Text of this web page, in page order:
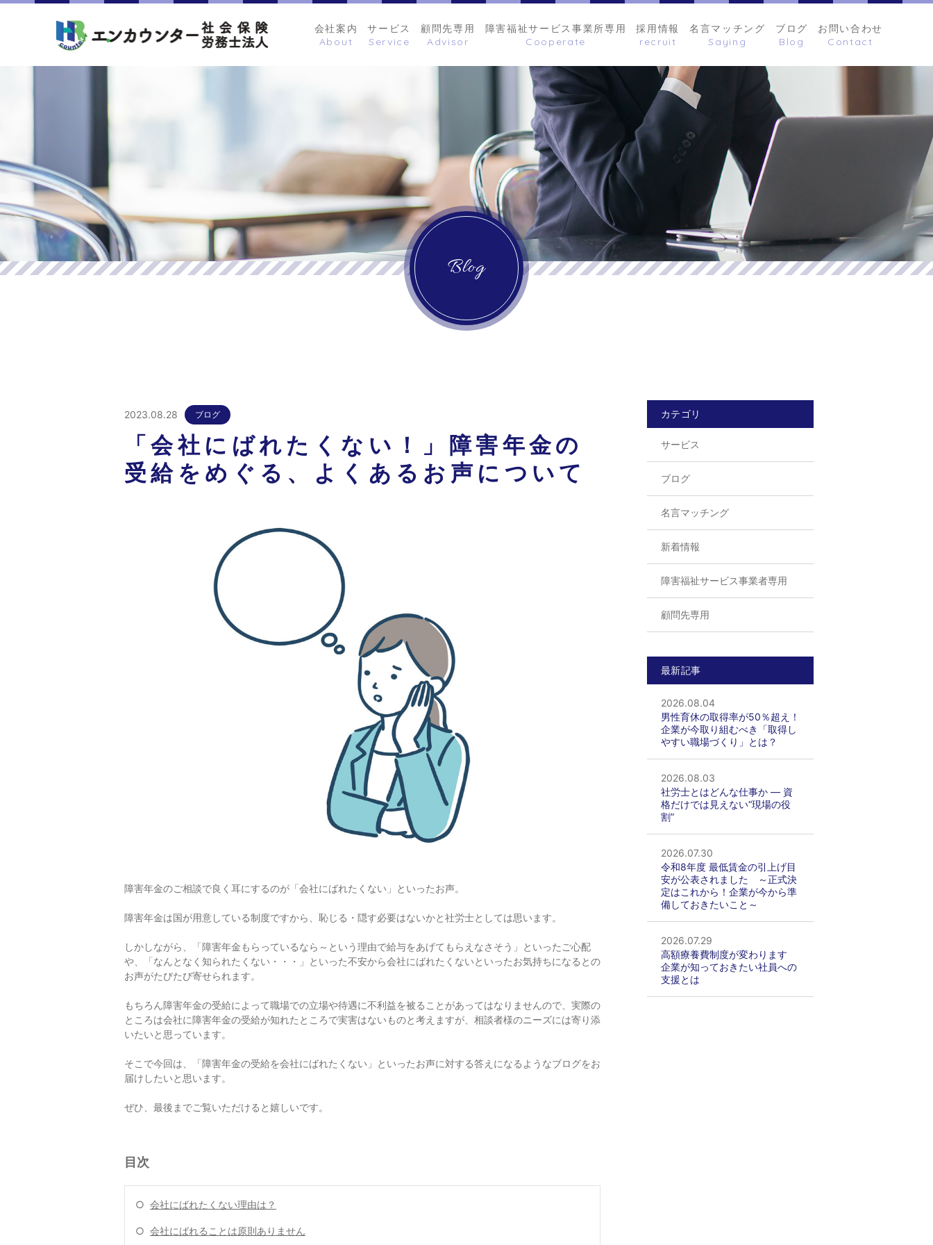
会社案内 サービス 顧問先専用 障害福祉サービス事業所専用 採用情報 名言マッチング ブログ お問い合わせ
Blog
2023.08.28 ブログ
「会社にばれたくない！」障害年金の
受給をめぐる、よくあるお声について
障害年金のご相談で良く耳にするのが「会社にばれたくない」といったお声。
障害年金は国が用意している制度ですから、恥じる・隠す必要はないかと社労士としては思います。
しかしながら、「障害年金もらっているなら～という理由で給与をあげてもらえなさそう」といったご心配
や、「なんとなく知られたくない・・・」といった不安から会社にばれたくないといったお気持ちになるとの
お声がたびたび寄せられます。
もちろん障害年金の受給によって職場での立場や待遇に不利益を被ることがあってはなりませんので、実際の
ところは会社に障害年金の受給が知れたところで実害はないものと考えますが、相談者様のニーズには寄り添
いたいと思っています。
そこで今回は、「障害年金の受給を会社にばれたくない」といったお声に対する答えになるようなブログをお
届けしたいと思います。
ぜひ、最後までご覧いただけると嬉しいです。
目次
○ 会社にばれたくない理由は？
○ 会社にばれることは原則ありません
カテゴリ
サービス
ブログ
名言マッチング
新着情報
障害福祉サービス事業者専用
顧問先専用
最新記事
2026.08.04
男性育休の取得率が50％超え！
企業が今取り組むべき「取得し
やすい職場づくり」とは？
2026.08.03
社労士とはどんな仕事か ― 資
格だけでは見えない“現場の役
割”
2026.07.30
令和8年度 最低賃金の引上げ目
安が公表されました ～正式決
定はこれから！企業が今から準
備しておきたいこと～
2026.07.29
高額療養費制度が変わります
企業が知っておきたい社員への
支援とは